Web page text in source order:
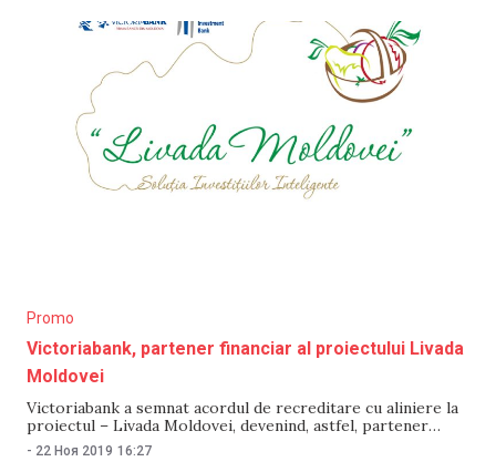
прослушиванием телефонов многих журналистов,
общественников и политиков. «Это ложь и попытка
отомстить», — написал Кавкалюк на своей странице в
Facebook. «Категорически отвергаю обвинения в
Promo
Victoriabank, partener financiar al proiectului Livada
Moldovei
Victoriabank a semnat acordul de recreditare cu aliniere la
proiectul – Livada Moldovei, devenind, astfel, partener
financiar al proiectului, care înseamnă o linie de creditare
oferită de către Banca Europeană de Investiții (BEI)
- 22 Ноя 2019 16:27